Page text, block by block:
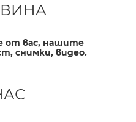
от вас, нашите
снимки, видео.